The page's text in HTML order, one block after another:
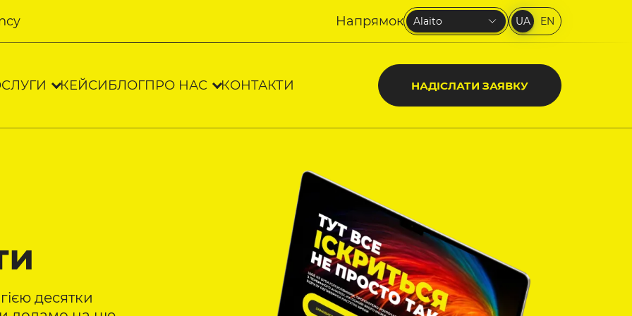
Напрямок Alaito UA EN
КЕЙСИБЛОГПРО НАС КОНТАКТИ НАДІСЛАТИ ЗАЯВКУ
десятки